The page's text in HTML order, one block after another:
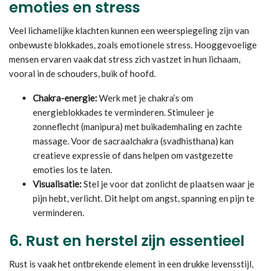
emoties en stress
Veel lichamelijke klachten kunnen een weerspiegeling zijn van
onbewuste blokkades, zoals emotionele stress. Hooggevoelige
mensen ervaren vaak dat stress zich vastzet in hun lichaam,
vooral in de schouders, buik of hoofd.
Chakra-energie:Werk met je chakra’s om
energieblokkades te verminderen. Stimuleer je
zonneflecht (manipura) met buikademhaling en zachte
massage. Voor de sacraalchakra (svadhisthana) kan
creatieve expressie of dans helpen om vastgezette
emoties los te laten.
Visualisatie:Stel je voor dat zonlicht de plaatsen waar je
pijn hebt, verlicht. Dit helpt om angst, spanning en pijn te
verminderen.
6. Rust en herstel zijn essentieel
Rust is vaak het ontbrekende element in een drukke levensstijl,